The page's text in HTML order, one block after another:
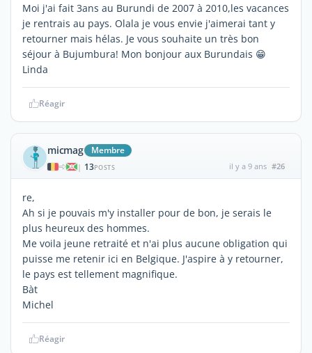
Moi j'ai fait 3ans au Burundi de 2007 à 2010,les vacances
je rentrais au pays. Olala je vous envie j'aimerai tant y
retourner mais hélas. Je vous souhaite un très bon
séjour à Bujumbura! Mon bonjour aux Burundais 😁
Linda
Réagir
micmag Membre
| 13POSTS il y a 9 ans #26
re,
Ah si je pouvais m'y installer pour de bon, je serais le
plus heureux des hommes.
Me voila jeune retraité et n'ai plus aucune obligation qui
puisse me retenir ici en Belgique. J'aspire à y retourner,
le pays est tellement magnifique.
Bàt
Michel
Réagir